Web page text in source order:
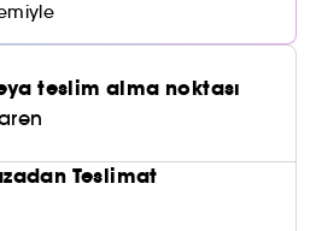
Bakım
teslim alma noktası
Teslimat